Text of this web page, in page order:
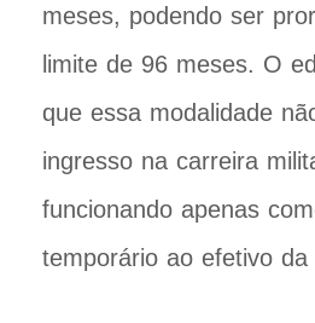
meses, podendo ser
limite de 96 meses. O
que essa modalidade
ingresso na carreira
funcionando apenas
temporário ao efetivo da